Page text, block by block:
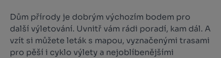
Dům přírody je dobrým výchozím bodem pro
další výletování. Uvnitř vám rádi poradí, kam dál. A
vzít si můžete leták s mapou, vyznačenými trasami
pro pěší i cyklo výlety a nejoblíbenějšími